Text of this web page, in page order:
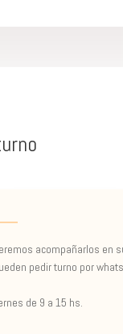
acompañarlos en
pedir turno por
de 9 a 15 hs.